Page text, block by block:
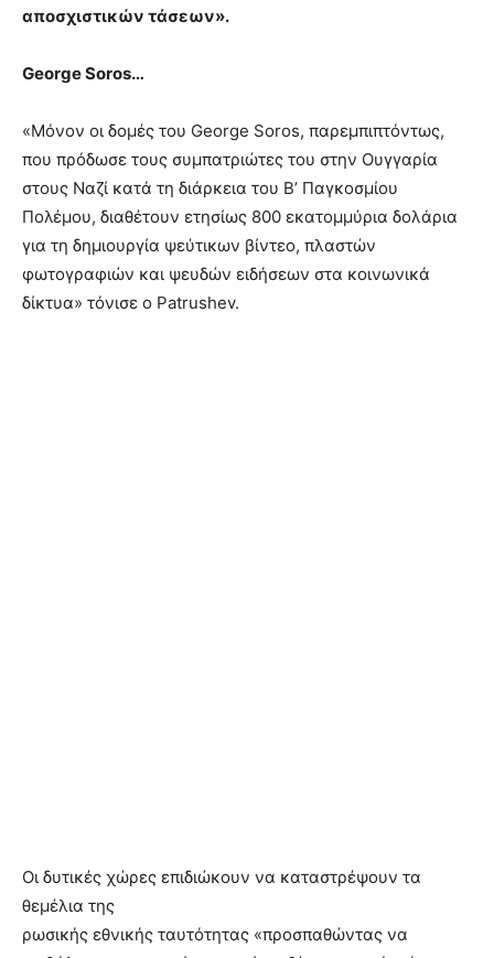
αποσχιστικών τάσεων».
George Soros…
«Μόνον οι δομές του George Soros, παρεμπιπτόντως,
που πρόδωσε τους συμπατριώτες του στην Ουγγαρία
στους Ναζί κατά τη διάρκεια του Β’ Παγκοσμίου
Πολέμου, διαθέτουν ετησίως 800 εκατομμύρια δολάρια
για τη δημιουργία ψεύτικων βίντεο, πλαστών
φωτογραφιών και ψευδών ειδήσεων στα κοινωνικά
δίκτυα» τόνισε ο Patrushev.
Οι δυτικές χώρες επιδιώκουν να καταστρέψουν τα
θεμέλια της
ρωσικής εθνικής ταυτότητας «προσπαθώντας να